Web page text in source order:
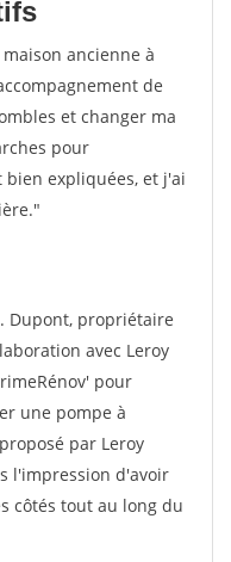
ancienne à
de
et changer ma
pour
bien expliquées, et j'ai
Dupont, propriétaire
avec Leroy
pour
une pompe à
par Leroy
l'impression d'avoir
côtés tout au long du